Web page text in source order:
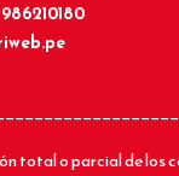
total o parcial de los